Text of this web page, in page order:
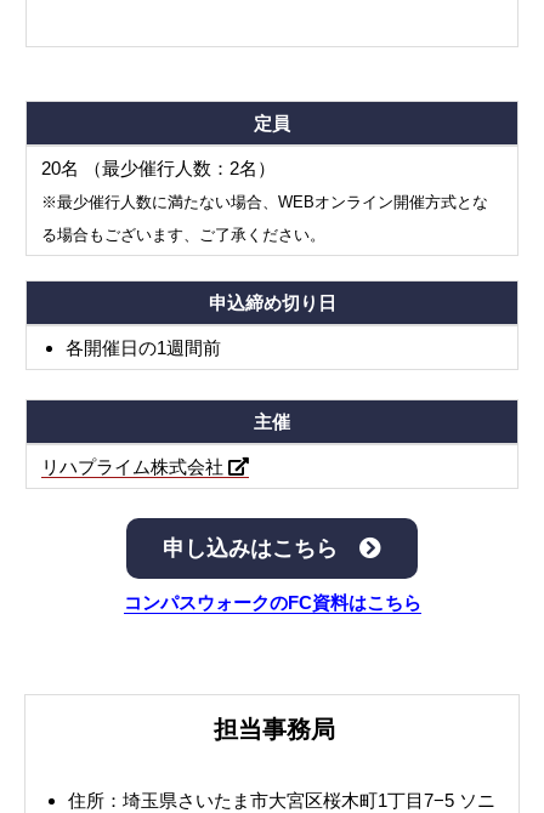
定員
20名 （最少催行人数：2名）
※最少催行人数に満たない場合、WEBオンライン開催方式とな
る場合もございます、ご了承ください。
申込締め切り日
各開催日の1週間前
主催
リハプライム株式会社
申し込みはこちら
コンパスウォークのFC資料はこちら
担当事務局
住所：埼玉県さいたま市大宮区桜木町1丁目7−5 ソニ